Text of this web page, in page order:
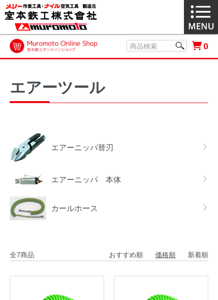
0
エアーツール
エアーニッパ替刃
エアーニッパ 本体
カールホース
全7商品 おすすめ順 価格順 新着順